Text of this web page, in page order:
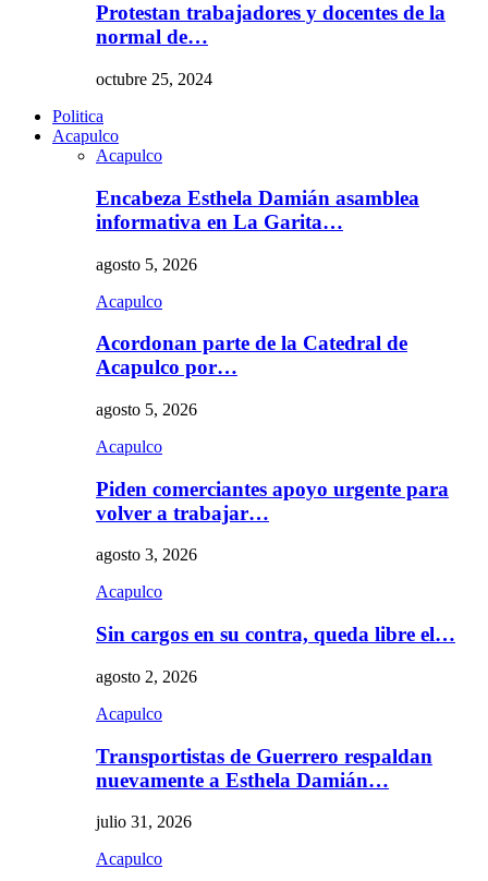
Protestan trabajadores y docentes de la
normal de…
octubre 25, 2024
Politica
Acapulco
Acapulco
Encabeza Esthela Damián asamblea
informativa en La Garita…
agosto 5, 2026
Acapulco
Acordonan parte de la Catedral de
Acapulco por…
agosto 5, 2026
Acapulco
Piden comerciantes apoyo urgente para
volver a trabajar…
agosto 3, 2026
Acapulco
Sin cargos en su contra, queda libre el…
agosto 2, 2026
Acapulco
Transportistas de Guerrero respaldan
nuevamente a Esthela Damián…
julio 31, 2026
Acapulco